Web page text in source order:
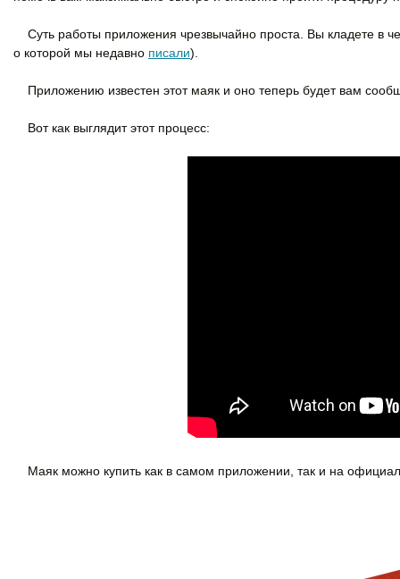
Суть работы приложения чрезвычайно проста. Вы кладете в
о которой мы недавно писали).
Приложению известен этот маяк и оно теперь будет вам
Вот как выглядит этот процесс:
Маяк можно купить как в самом приложении, так и на